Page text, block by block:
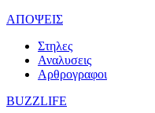
ΑΠΟΨΕΙΣ
Στηλες
Αναλυσεις
Αρθρογραφοι
BUZZLIFE